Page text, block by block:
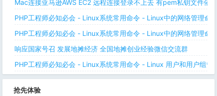
Mac连接亚马逊AWS EC2 远程连接登录不上去 有pem私钥文件依
PHP工程师必知必会 - Linux系统常用命令 - Linux中的网络管理命
PHP工程师必知必会 - Linux系统常用命令 - Linux中的网络管理命
响应国家号召 发展地摊经济 全国地摊创业经验微信交流群
PHP工程师必知必会 - Linux系统常用命令 - Linux 用户和用户组管
抢先体验